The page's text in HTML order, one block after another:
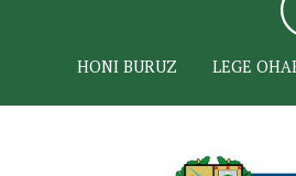
HONI BURUZ LEGE